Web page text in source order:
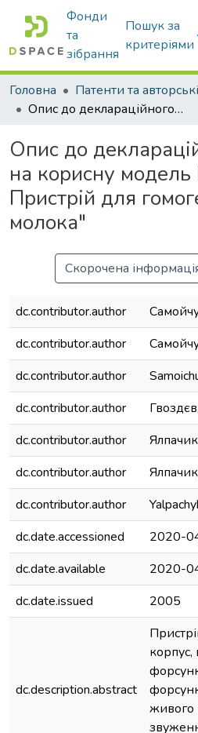
Фонди
та
зібрання
Пошук за
критеріями
Головна
Опис до деклараційного патенту на корисну модель № 11058 " Пристрій для гомогенізації молока"
Опис до
на корисну
Пристрій для
молока"
Скорочена
dc.contributor.author
dc.contributor.author
dc.contributor.author
dc.contributor.author
dc.contributor.author
dc.contributor.author
dc.contributor.author
dc.date.accessioned
2020-
dc.date.available
2020-
dc.date.issued
2005
dc.description.abstract
корпус,
живого